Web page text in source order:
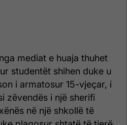
mediat e huaja thuhet
studentët shihen duke u
i armatosur 15-vjeçar, i
zëvendës i një sherifi
në një shkollë të